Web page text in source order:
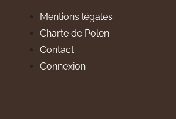
Mentions légales
Charte de Polen
Contact
Connexion